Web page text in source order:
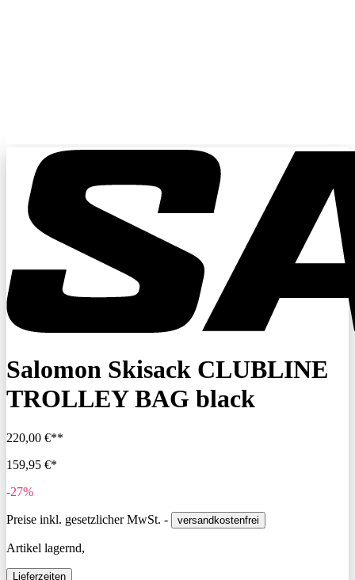
Salomon Skisack CLUBLINE
TROLLEY BAG black
220,00 €**
159,95 €*
-27%
Preise inkl. gesetzlicher MwSt. - versandkostenfrei
Artikel lagernd,
Lieferzeiten